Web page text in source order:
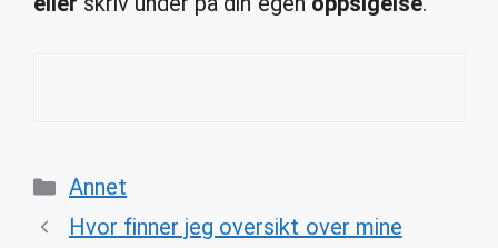
Categories
Annet
Hvor finner jeg oversikt over mine